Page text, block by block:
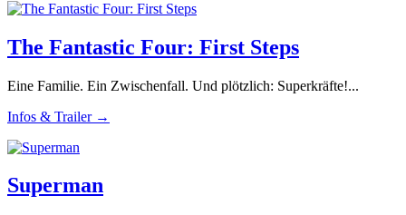
The Fantastic Four: First Steps
Eine Familie. Ein Zwischenfall. Und plötzlich: Superkräfte!...
Infos & Trailer →
Superman